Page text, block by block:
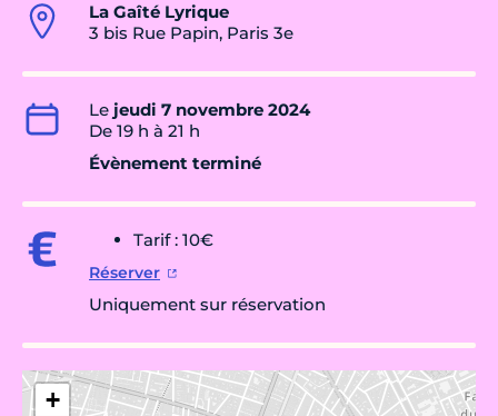
La Gaîté Lyrique
3 bis Rue Papin, Paris 3e
Le jeudi 7 novembre 2024
De 19 h à 21 h
Évènement terminé
Tarif : 10€
Réserver
Uniquement sur réservation
+